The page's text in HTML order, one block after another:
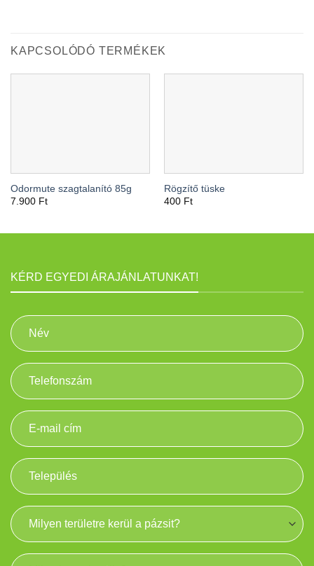
KAPCSOLÓDÓ TERMÉKEK
Odormute szagtalanító 85g
7.900 Ft
Rögzítő tüske
400 Ft
KÉRD EGYEDI ÁRAJÁNLATUNKAT!